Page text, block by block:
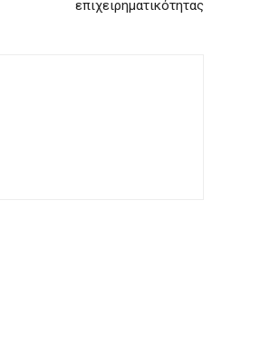
επιχειρηματικότητας